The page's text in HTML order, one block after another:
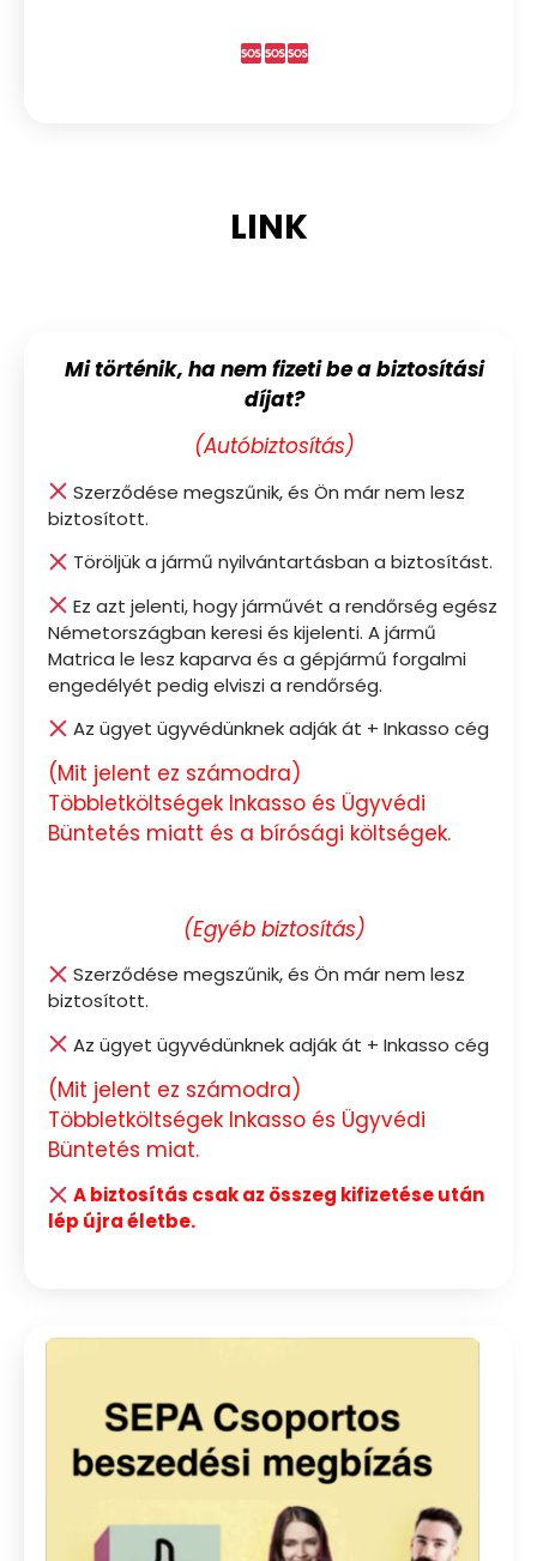
LINK
Mi történik, ha nem fizeti be a biztosítási
díjat?
(Autóbiztosítás)
Szerződése megszűnik, és Ön már nem lesz
biztosított.
Töröljük a jármű nyilvántartásban a biztosítást.
Ez azt jelenti, hogy járművét a rendőrség egész
Németországban keresi és kijelenti. A jármű
Matrica le lesz kaparva és a gépjármű forgalmi
engedélyét pedig elviszi a rendőrség.
Az ügyet ügyvédünknek adják át + Inkasso cég
(Mit jelent ez számodra)
Többletköltségek Inkasso és Ügyvédi
Büntetés miatt és a bírósági költségek.
(Egyéb biztosítás)
Szerződése megszűnik, és Ön már nem lesz
biztosított.
Az ügyet ügyvédünknek adják át + Inkasso cég
(Mit jelent ez számodra)
Többletköltségek Inkasso és Ügyvédi
Büntetés miat.
A biztosítás csak az összeg kifizetése után
lép újra életbe.